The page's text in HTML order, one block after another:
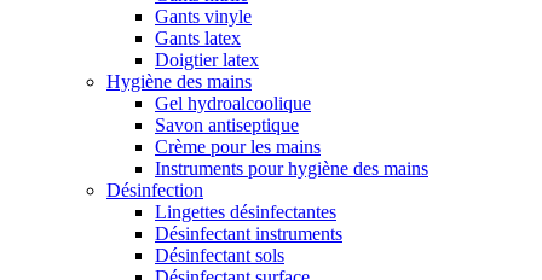
Gants vinyle
Gants latex
Doigtier latex
Hygiène des mains
Gel hydroalcoolique
Savon antiseptique
Crème pour les mains
Instruments pour hygiène des mains
Désinfection
Lingettes désinfectantes
Désinfectant instruments
Désinfectant sols